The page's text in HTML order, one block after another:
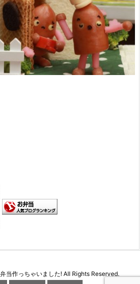
当作っちゃいました! All Rights Reserved.